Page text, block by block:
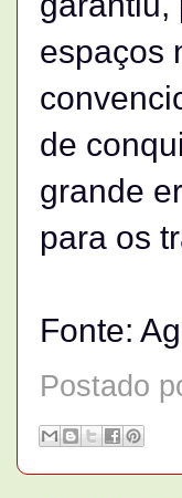
espaços
de
grande
para os
Fonte:
Postado